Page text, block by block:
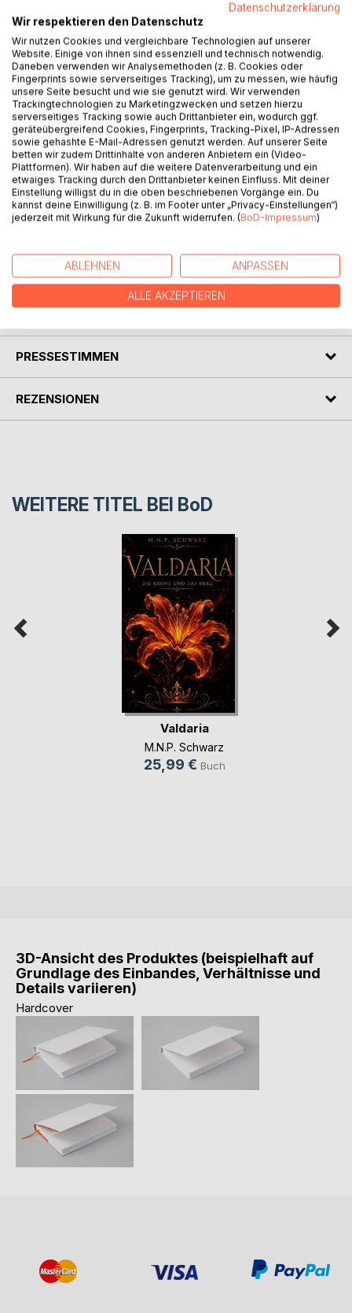
Was dahinter liegt, führt sie durch ihre eigenen inneren
Räume. Durch Einsamkeit, Scham, Schuld, Angst, Verlust
und Vergebung.
In jedem Raum begegnet sie einem Teil von sich selbst.
Den verdrängten Stimmen. Den offenen Wunden. Den
Wahrheiten, die sie lange nicht sehen wollte.
Was als leise Suche beginnt, wird zu einem Weg zurück. Zu
ihrem eigenen Blau. Zu einem inneren Frieden, der echt ist.
Eine poetische Geschichte über das Sichverlieren und das
Wiederfinden.
Für alle, die spüren, dass in ihnen mehr liegt, als sie gerade
PRESSESTIMMEN
REZENSIONEN
WEITERE TITEL BEI BoD
Valdaria
M.N.P. Schwarz
25,99 € Buch
3D-Ansicht des Produktes (beispielhaft auf
Grundlage des Einbandes, Verhältnisse und
Details variieren)
Hardcover
Datenschutzerklärung
Wir respektieren den Datenschutz
Wir nutzen Cookies und vergleichbare Technologien auf unserer
Website. Einige von ihnen sind essenziell und technisch notwendig.
Daneben verwenden wir Analysemethoden (z. B. Cookies oder
Fingerprints sowie serverseitiges Tracking), um zu messen, wie häufig
unsere Seite besucht und wie sie genutzt wird. Wir verwenden
Trackingtechnologien zu Marketingzwecken und setzen hierzu
serverseitiges Tracking sowie auch Drittanbieter ein, wodurch ggf.
geräteübergreifend Cookies, Fingerprints, Tracking-Pixel, IP-Adressen
sowie gehashte E-Mail-Adressen genutzt werden. Auf unserer Seite
betten wir zudem Drittinhalte von anderen Anbietern ein (Video-
Plattformen). Wir haben auf die weitere Datenverarbeitung und ein
etwaiges Tracking durch den Drittanbieter keinen Einfluss. Mit deiner
Einstellung willigst du in die oben beschriebenen Vorgänge ein. Du
kannst deine Einwilligung (z. B. im Footer unter „Privacy-Einstellungen“)
jederzeit mit Wirkung für die Zukunft widerrufen. (BoD-Impressum)
ABLEHNEN ANPASSEN
ALLE AKZEPTIEREN